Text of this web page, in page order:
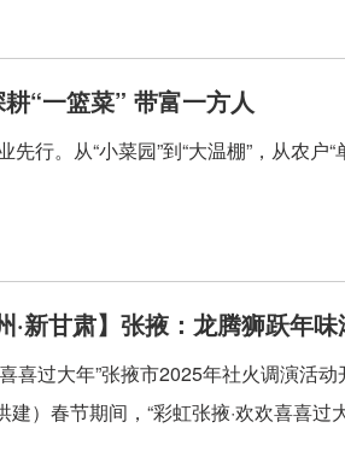
“一篮菜” 带富一方人
行。从“小菜园”到“大温棚”，从农户
·新甘肃】张掖：龙腾狮跃年
喜过大年”张掖市2025年社火调演活
建）春节期间，“彩虹张掖·欢欢喜喜过